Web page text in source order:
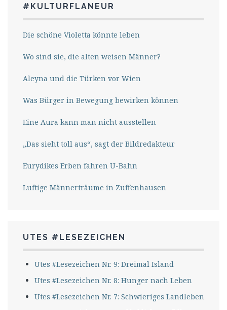
#KULTURFLANEUR
Die schöne Violetta könnte leben
Wo sind sie, die alten weisen Männer?
Aleyna und die Türken vor Wien
Was Bürger in Bewegung bewirken können
Eine Aura kann man nicht ausstellen
„Das sieht toll aus“, sagt der Bildredakteur
Eurydikes Erben fahren U-Bahn
Luftige Männerträume in Zuffenhausen
UTES #LESEZEICHEN
Utes #Lesezeichen Nr. 9: Dreimal Island
Utes #Lesezeichen Nr. 8: Hunger nach Leben
Utes #Lesezeichen Nr. 7: Schwieriges Landleben